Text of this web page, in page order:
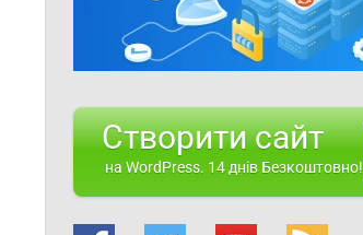
Створити сайт
на WordPress. 14 днів Безкоштовно!